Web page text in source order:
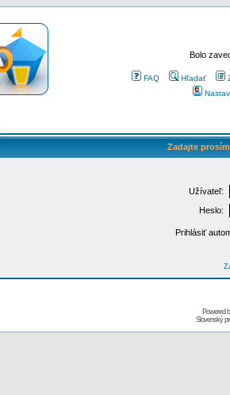
Bolo
FAQ Hľadať
Zadajte
Užívateľ:
Heslo:
Prihlásiť
Powered
Slovenský